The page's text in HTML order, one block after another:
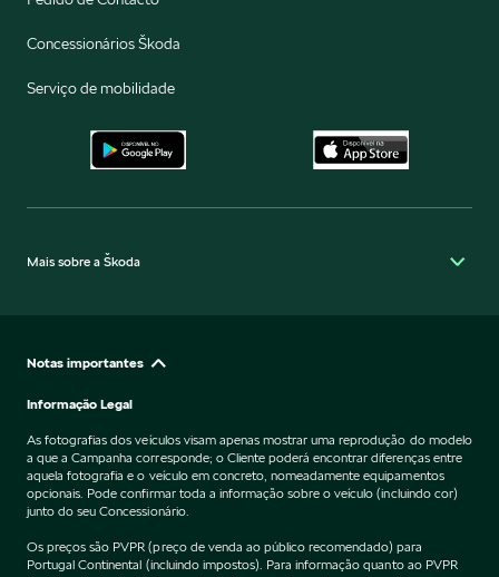
Concessionários Škoda
Serviço de mobilidade
Mais sobre a Škoda
Notas importantes
Informação Legal
As fotografias dos veículos visam apenas mostrar uma reprodução do modelo
a que a Campanha corresponde; o Cliente poderá encontrar diferenças entre
aquela fotografia e o veículo em concreto, nomeadamente equipamentos
opcionais. Pode confirmar toda a informação sobre o veículo (incluindo cor)
junto do seu Concessionário.
Os preços são PVPR (preço de venda ao público recomendado) para
Portugal Continental (incluindo impostos). Para informação quanto ao PVPR